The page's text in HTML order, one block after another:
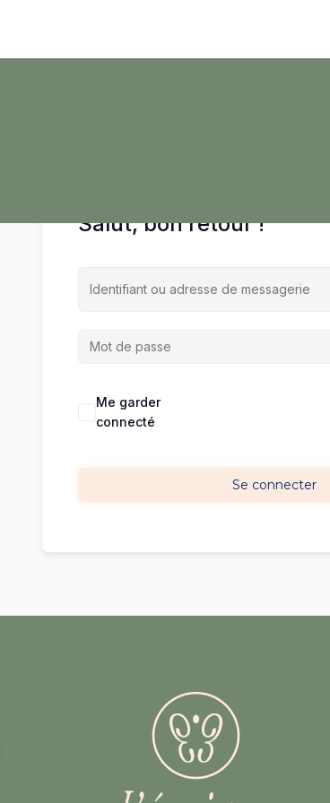
Salut, bon retour !
Me garder
connecté
Se connecter